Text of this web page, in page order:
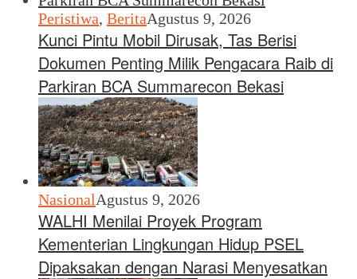
Peristiwa, BeritaAgustus 9, 2026
Kunci Pintu Mobil Dirusak, Tas Berisi
Dokumen Penting Milik Pengacara Raib di
Parkiran BCA Summarecon Bekasi
NasionalAgustus 9, 2026
WALHI Menilai Proyek Program
Kementerian Lingkungan Hidup PSEL
Dipaksakan dengan Narasi Menyesatkan